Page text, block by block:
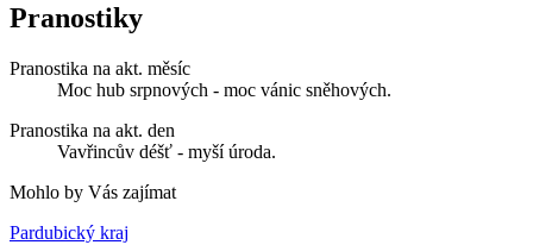
Pranostiky
Pranostika na akt. měsíc
Moc hub srpnových - moc vánic sněhových.
Pranostika na akt. den
Vavřincův déšť - myší úroda.
Mohlo by Vás zajímat
Pardubický kraj